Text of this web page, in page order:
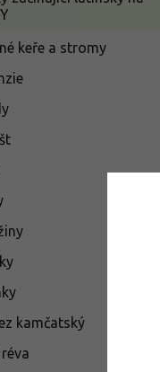
keře a stromy
kamčatský